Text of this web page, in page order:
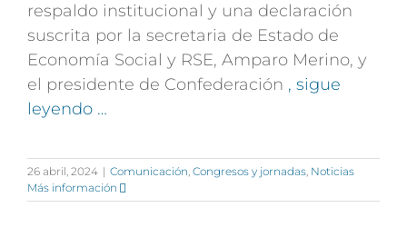
respaldo institucional y una declaración
suscrita por la secretaria de Estado de
Economía Social y RSE, Amparo Merino, y
el presidente de Confederación , sigue
leyendo …
26 abril, 2024 | Comunicación, Congresos y jornadas, Noticias
Más información